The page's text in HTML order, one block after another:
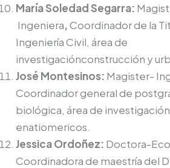
María Soledad Segarra:
Ingeniera,Coordinador de la
Ingeniería Civil, área de
investigaciónconstrucción y
José Montesinos: Magister-
Coordinador general de
biológica, área de
enatiomericos.
Jessica Ordoñez: Doctora-
Coordinadora de maestría del